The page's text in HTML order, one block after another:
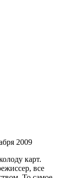
2009
карт.
все